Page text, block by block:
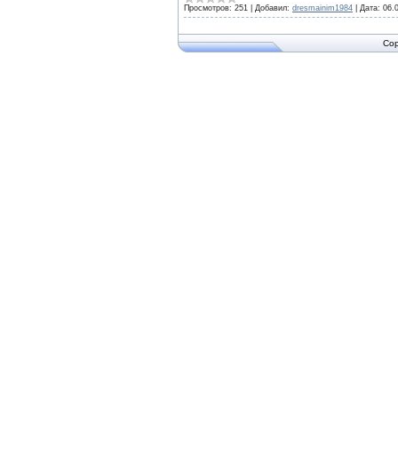
Просмотров: 251 Добавил: dresmainim1984 Дата: